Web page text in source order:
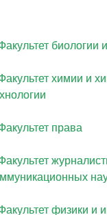
биологии
химии и
права
физики и